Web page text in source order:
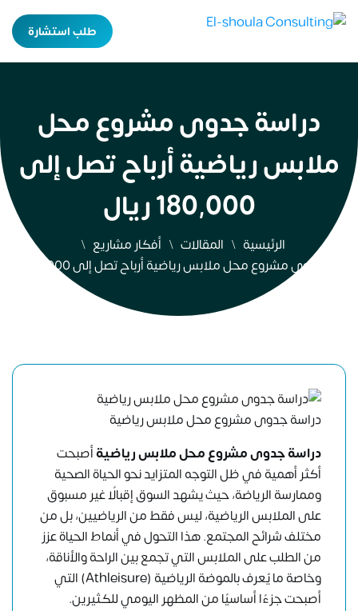
طلب استشارة
دراسة جدوى مشروع محل
ملابس رياضية أرباح تصل إلى
180,000 ريال
الرئيسية المقالات
أفكار مشاريع
دراسة جدوى مشروع محل ملابس رياضية أرباح تصل إلى 180,000 ريال
دراسة جدوى مشروع محل ملابس رياضية
دراسة جدوى مشروع محل ملابس رياضيةأصبحت
أكثر أهمية في ظل التوجه المتزايد نحو الحياة الصحية
وممارسة الرياضة، حيث يشهد السوق إقبالًا غير مسبوق
على الملابس الرياضية، ليس فقط من الرياضيين، بل من
مختلف شرائح المجتمع. هذا التحول في أنماط الحياة عزز
من الطلب على الملابس التي تجمع بين الراحة والأناقة،
وخاصة ما يُعرف بالموضة الرياضية (Athleisure) التي
أصبحت جزءًا أساسيًا من المظهر اليومي للكثيرين.